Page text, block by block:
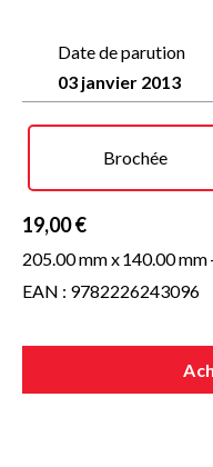
l’exemple : « rire ».
Date de parution
03 janvier 2013
Brochée
19,00 €
205.00 mm x140.00 mm
EAN : 9782226243096